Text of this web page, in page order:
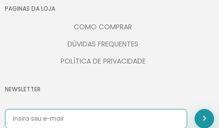
PAGINAS DA LOJA
COMO COMPRAR
DÚVIDAS FREQUENTES
POLÍTICA DE PRIVACIDADE
NEWSLETTER